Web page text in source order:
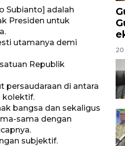
Subianto] adalah
Presiden untuk
utamanya demi
Republik
persaudaraan di antara
kolektif.
bangsa dan sekaligus
sama dengan
subjektif.
20